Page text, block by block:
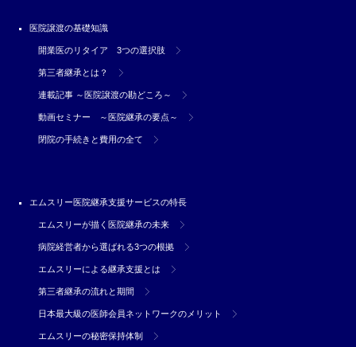
医院譲渡の基礎知識
開業医のリタイア 3つの選択肢
第三者継承とは？
連載記事 ～医院譲渡の勘どころ～
動画セミナー ～医院継承の要点～
閉院の手続きと費用の全て
エムスリー医院継承支援サービスの特長
エムスリーが描く医院継承の未来
病院経営者から選ばれる3つの根拠
エムスリーによる継承支援とは
第三者継承の流れと期間
日本最大級の医師会員ネットワークのメリット
エムスリーの秘密保持体制